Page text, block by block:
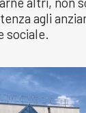
agli
sociale.